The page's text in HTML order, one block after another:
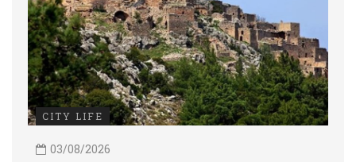
CITY LIFE
03/08/2026